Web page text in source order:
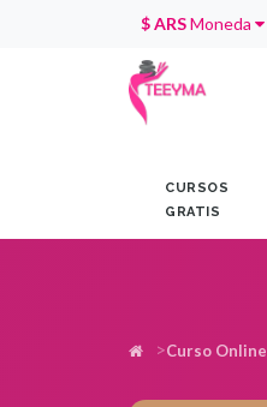
$ ARSMoneda
CURSOS
GRATIS
Curso